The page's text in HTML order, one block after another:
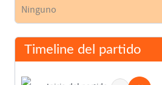
Ninguno
Timeline del partido